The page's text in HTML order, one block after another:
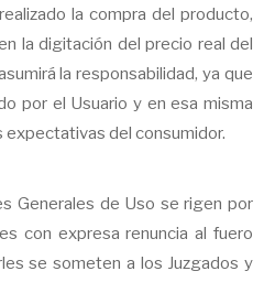
la compra del producto,
la digitación del precio real del
la responsabilidad, ya que
por el Usuario y en esa misma
expectativas del consumidor.
Generales de Uso se rigen por
con expresa renuncia al fuero
se someten a los Juzgados y